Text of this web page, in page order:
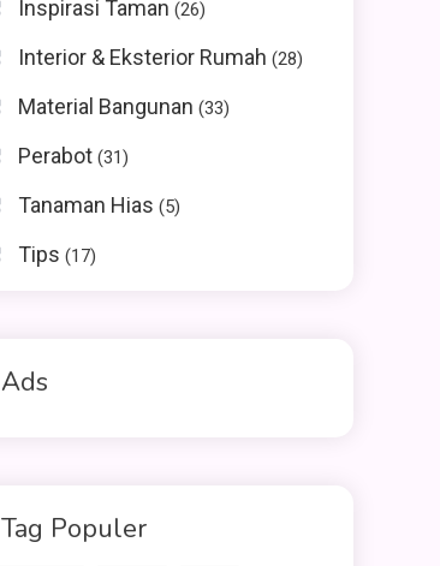
Inspirasi Taman (26)
Interior & Eksterior Rumah (28)
Material Bangunan (33)
Perabot (31)
Tanaman Hias (5)
Tips (17)
Ads
Tag Populer